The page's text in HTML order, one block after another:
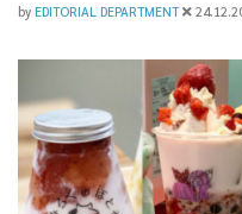
by EDITORIAL DEPARTMENT